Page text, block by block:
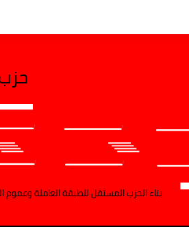
بناء الحزب المستقل للطبقة العاملة وعموم